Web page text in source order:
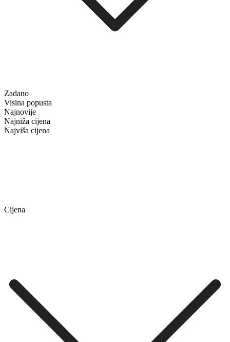
Zadano
Visina popusta
Najnovije
Najniža cijena
Najviša cijena
Cijena